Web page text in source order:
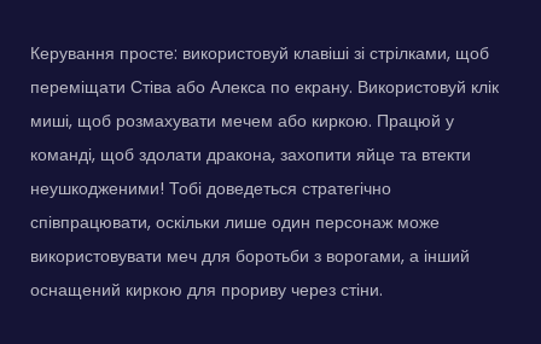
Керування просте: використовуй клавіші зі стрілками, щоб
переміщати Стіва або Алекса по екрану. Використовуй клік
миші, щоб розмахувати мечем або киркою. Працюй у
команді, щоб здолати дракона, захопити яйце та втекти
неушкодженими! Тобі доведеться стратегічно
співпрацювати, оскільки лише один персонаж може
використовувати меч для боротьби з ворогами, а інший
оснащений киркою для прориву через стіни.